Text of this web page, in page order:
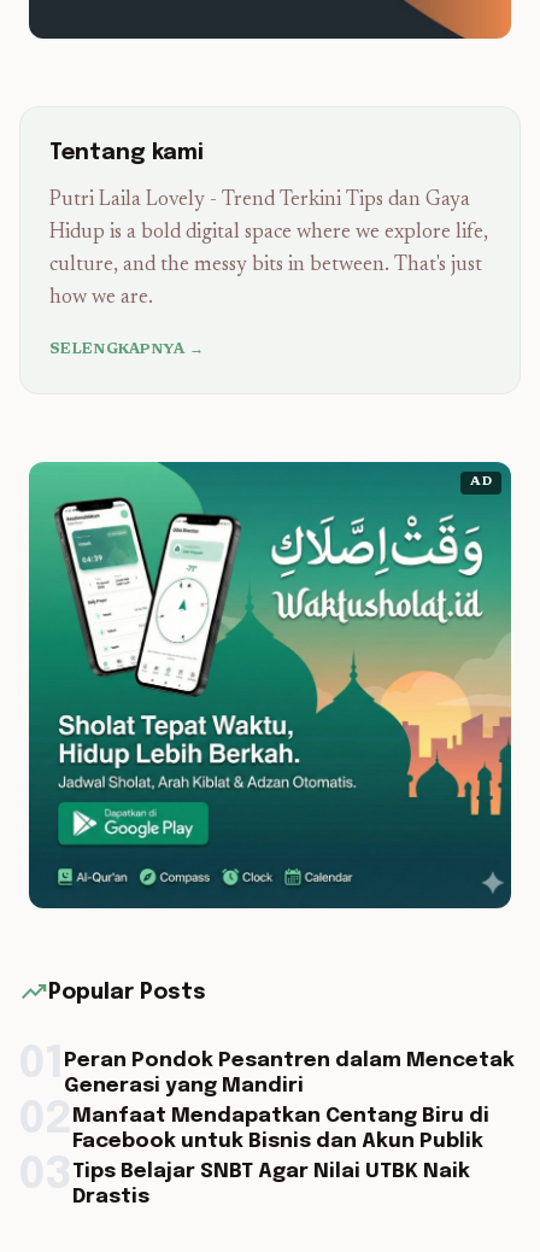
Tentang kami
Putri Laila Lovely - Trend Terkini Tips dan Gaya
Hidup is a bold digital space where we explore life,
culture, and the messy bits in between. That's just
how we are.
SELENGKAPNYA →
AD
trending_up Popular Posts
Peran Pondok Pesantren dalam Mencetak
Generasi yang Mandiri
Manfaat Mendapatkan Centang Biru di
Facebook untuk Bisnis dan Akun Publik
Tips Belajar SNBT Agar Nilai UTBK Naik
Drastis